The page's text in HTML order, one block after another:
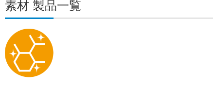
素材 製品一覧